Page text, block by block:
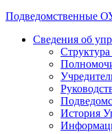
Подведомственные
Сведения об
История